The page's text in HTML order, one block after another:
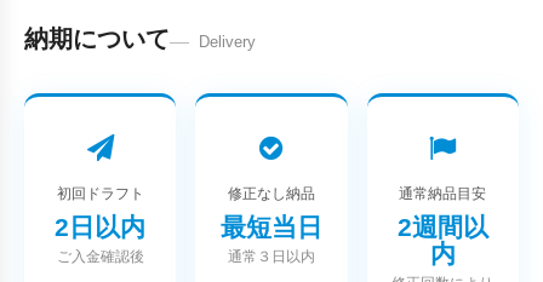
納期について Delivery
初回ドラフト
2日以内
ご入金確認後
修正なし納品
最短当日
通常３日以内
通常納品目安
2週間以
内